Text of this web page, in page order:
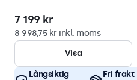
7 199 kr
8 998,75 kr inkl. moms
Visa
Långsiktig
Fri frakt